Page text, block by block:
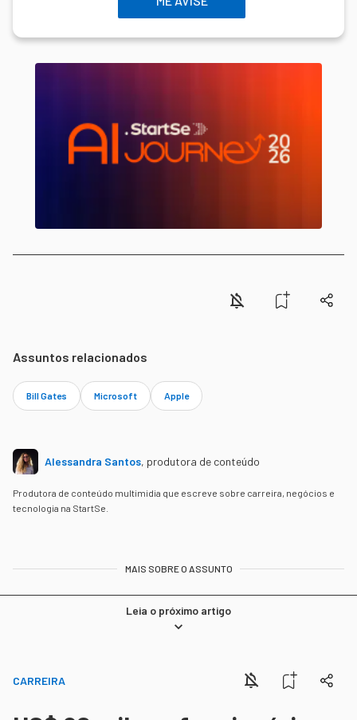
Assuntos relacionados
Bill Gates Microsoft Apple
Alessandra Santos, produtora de conteúdo
Produtora de conteúdo multimidia que escreve sobre carreira, negócios e
tecnologia na StartSe.
MAIS SOBRE O ASSUNTO
Leia o próximo artigo
CARREIRA